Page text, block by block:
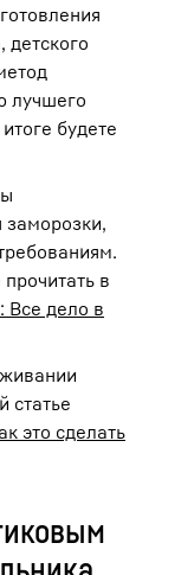
лучшего
будете
заморозки,
в
Все дело в
статье
это сделать